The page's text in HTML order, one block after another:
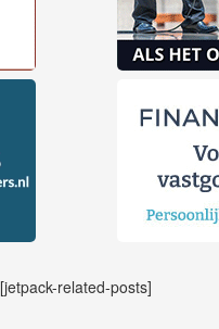
[jetpack-related-posts]